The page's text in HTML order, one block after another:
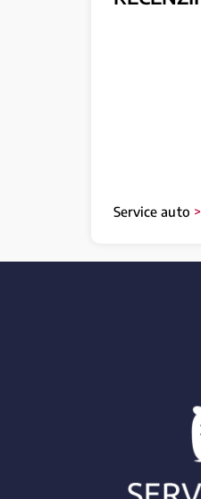
Service auto >